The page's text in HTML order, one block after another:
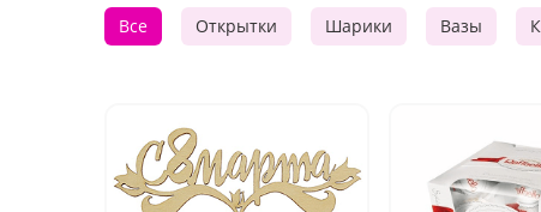
Все Открытки Шарики Вазы